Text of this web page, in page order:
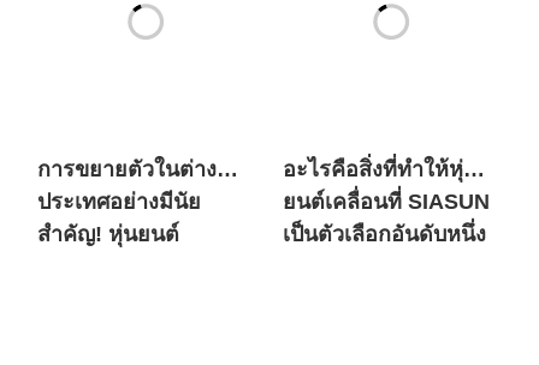
การขยายตัวในต่าง
ประเทศอย่างมีนัย
สำคัญ! หุ่นยนต์
อะไรคือสิ่งที่ทำให้หุ่น
ยนต์เคลื่อนที่ SIASUN
เป็นตัวเลือกอันดับหนึ่ง